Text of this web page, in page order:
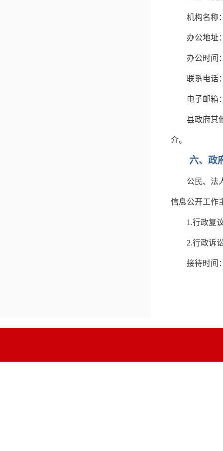
机构名称
办公地址
办公时间
联系电话
电子邮箱
县政府其
介。
六、政
公民、法
信息公开工作
1.行政复
2.行政诉
接待时间